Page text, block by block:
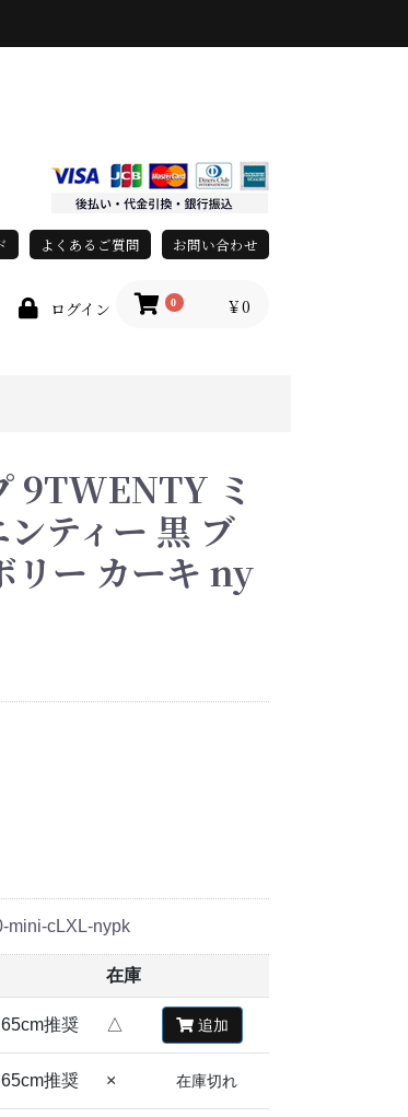
よくあるご質問 お問い合わせ
ログイン 0 ￥0
9TWENTY ミ
ティー 黒 ブ
リー カーキ ny
mini-cLXL-nypk
在庫
推奨 △ 追加
推奨 × 在庫切れ